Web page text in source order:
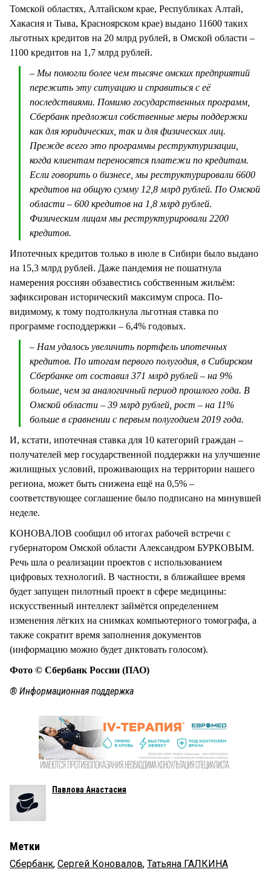
Томской областях, Алтайском крае, Республиках Алтай,
Хакасия и Тыва, Красноярском крае) выдано 11600 таких
льготных кредитов на 20 млрд рублей, в Омской области –
1100 кредитов на 1,7 млрд рублей.
– Мы помогли более чем тысяче омских предприятий
пережить эту ситуацию и справиться с её
последствиями. Помимо государственных программ,
Сбербанк предложил собственные меры поддержки
как для юридических, так и для физических лиц.
Прежде всего это программы реструктуризации,
когда клиентам переносятся платежи по кредитам.
Если говорить о бизнесе, мы реструктурировали 6600
кредитов на общую сумму 12,8 млрд рублей. По Омской
области – 600 кредитов на 1,8 млрд рублей.
Физическим лицам мы реструктурировали 2200
кредитов.
Ипотечных кредитов только в июле в Сибири было выдано
на 15,3 млрд рублей. Даже пандемия не пошатнула
намерения россиян обзавестись собственным жильём:
зафиксирован исторический максимум спроса. По-
видимому, к тому подтолкнула льготная ставка по
программе господдержки – 6,4% годовых.
– Нам удалось увеличить портфель ипотечных
кредитов. По итогам первого полугодия, в Сибирском
Сбербанке от составил 371 млрд рублей – на 9%
больше, чем за аналогичный период прошлого года. В
Омской области – 39 млрд рублей, рост – на 11%
больше в сравнении с первым полугодием 2019 года.
И, кстати, ипотечная ставка для 10 категорий граждан –
получателей мер государственной поддержки на улучшение
жилищных условий, проживающих на территории нашего
региона, может быть снижена ещё на 0,5% –
соответствующее соглашение было подписано на минувшей
неделе.
КОНОВАЛОВ сообщил об итогах рабочей встречи с
губернатором Омской области Александром БУРКОВЫМ.
Речь шла о реализации проектов с использованием
цифровых технологий. В частности, в ближайшее время
будет запущен пилотный проект в сфере медицины:
искусственный интеллект займётся определением
изменения лёгких на снимках компьютерного томографа, а
также сократит время заполнения документов
(информацию можно будет диктовать голосом).
Фото © Сбербанк России (ПАО)
® Информационная поддержка
Павлова Анастасия
Метки
Сбербанк, Сергей Коновалов, Татьяна ГАЛКИНА